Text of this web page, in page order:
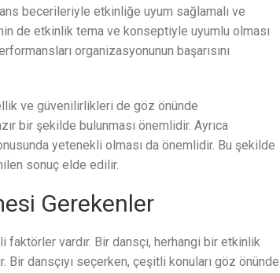
becerileriyle etkinliğe uyum sağlamalı ve
de etkinlik tema ve konseptiyle uyumlu olması
organizasyonunun başarısını
ve güvenilirlikleri de göz önünde
bir şekilde bulunması önemlidir. Ayrıca
yetenekli olması da önemlidir. Bu şekilde
sonuç elde edilir.
Gerekenler
vardır. Bir dansçı, herhangi bir etkinlik
dansçıyı seçerken, çeşitli konuları göz önünde